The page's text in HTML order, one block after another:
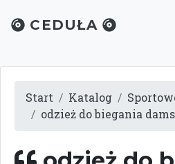
CEDUŁA
Start Katalog
odzież do biegania